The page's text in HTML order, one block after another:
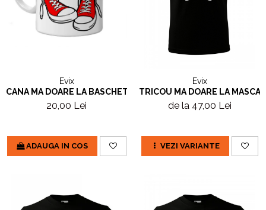
Evix
CANA MA DOARE LA BASCHETI
20,00 Lei
ADAUGA IN COS
Evix
TRICOU MA DOARE LA MASCA
de la 47,00 Lei
VEZI VARIANTE